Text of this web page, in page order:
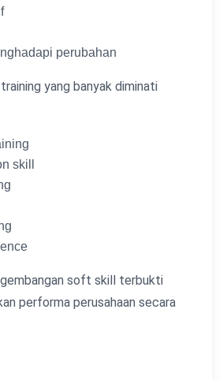
perubahan
yang banyak diminati
skill
soft skill terbukti
performa perusahaan secara